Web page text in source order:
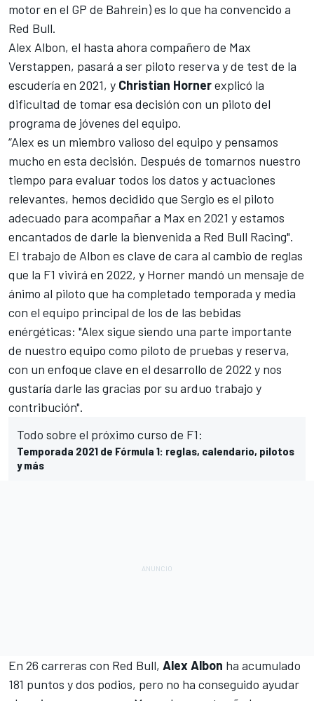
motor en el GP de Bahrein) es lo que ha convencido a
Red Bull.
Alex Albon, el hasta ahora compañero de Max
Verstappen, pasará a ser piloto reserva y de test de la
escudería en 2021, y Christian Hornerexplicó la
dificultad de tomar esa decisión con un piloto del
programa de jóvenes del equipo.
“Alex es un miembro valioso del equipo y pensamos
mucho en esta decisión. Después de tomarnos nuestro
tiempo para evaluar todos los datos y actuaciones
relevantes, hemos decidido que Sergio es el piloto
adecuado para acompañar a Max en 2021 y estamos
encantados de darle la bienvenida a Red Bull Racing".
El trabajo de Albon es clave de cara al cambio de reglas
que la F1 vivirá en 2022, y Horner mandó un mensaje de
ánimo al piloto que ha completado temporada y media
con el equipo principal de los de las bebidas
enérgéticas: "Alex sigue siendo una parte importante
de nuestro equipo como piloto de pruebas y reserva,
con un enfoque clave en el desarrollo de 2022 y nos
gustaría darle las gracias por su arduo trabajo y
contribución".
Todo sobre el próximo curso de F1:
Temporada 2021 de Fórmula 1: reglas, calendario, pilotos
y más
En 26 carreras con Red Bull, Alex Albon ha acumulado
181 puntos y dos podios, pero no ha conseguido ayudar